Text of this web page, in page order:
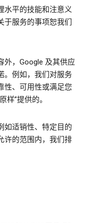
水平的技能和注意义
于服务的事项恕我们
外，Google 及其供应
。例如，我们对服务
性、可用性或满足您
样”提供的。
如适销性、特定目的
许的范围内，我们排